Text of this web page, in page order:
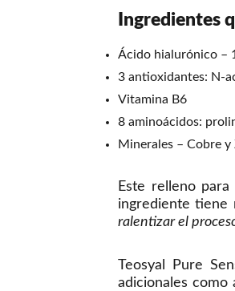
Ingredientes
Ácido hialurónico –
3 antioxidantes: N-
Vitamina B6
8 aminoácidos:
Minerales – Cobre y
Este relleno
ingrediente tiene
ralentizar el
Teosyal Pure
adicionales como